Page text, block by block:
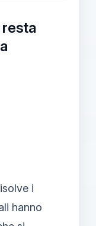
resta
i
hanno